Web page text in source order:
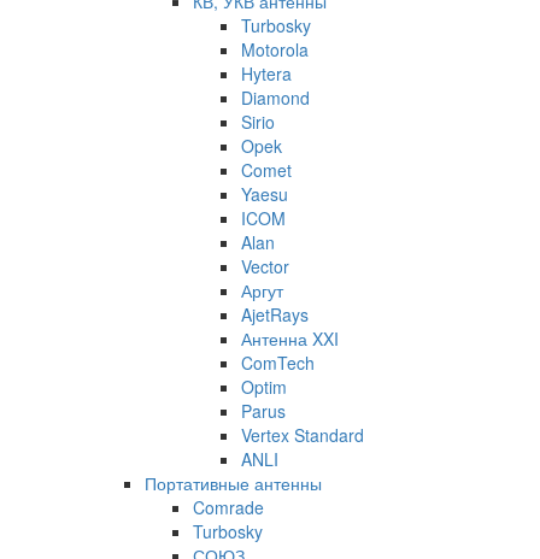
Turbosky
Motorola
Hytera
Diamond
Sirio
Opek
Comet
Yaesu
ICOM
Alan
Vector
Аргут
AjetRays
Антенна XXI
ComTech
Optim
Parus
Vertex Standard
ANLI
Портативные антенны
Comrade
Turbosky